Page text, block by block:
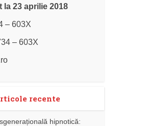
la 23 aprilie 2018
– 603X
– 603X
recente
hipnotică: